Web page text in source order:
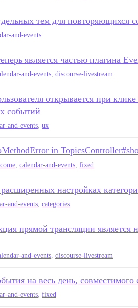
тем для повторяющихся
and-events
является частью плагина
and-events discourse-livestream
открывается при
событий
and-events ux
in
calendar-and-events fixed
настройках
and-events categories
прямой трансляции является
and-events discourse-livestream
на весь день, совместимого
and-events fixed